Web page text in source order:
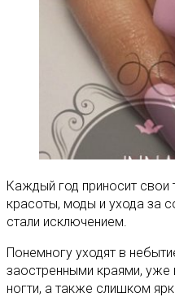
Каждый год приносит свои
красоты, моды и ухода за
стали исключением.
Понемногу уходят в
заостренными краями, уже
ногти, а также слишком